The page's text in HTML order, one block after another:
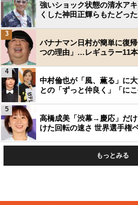
強いショック状態の清水ア
くした神田正輝らもたどっ
バナナマン日村が簡単に復
つの理由」…レギュラー11
3
中村倫也が「風、薫る」に
との「ずっと仲良く」「に
4
高橋成美「渋幕→慶応」だ
けた回転の速さ 世界選手権
5
もっとみる